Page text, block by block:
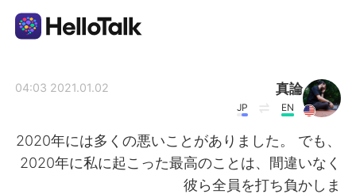
العربية
真論
EN
JP
2021.01.02 04:03
2020年には多くの悪いことがありました。 でも、
2020年に私に起こった最高のことは、間違いなく
彼ら全員を打ち負かしま